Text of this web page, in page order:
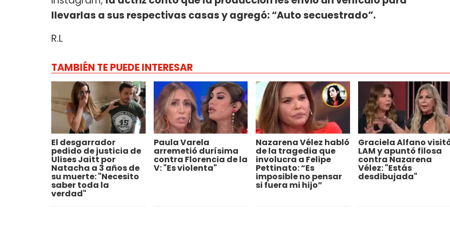
llevarlas a sus respectivas casas y agregó: “Auto secuestrado”.
R.L
TAMBIÉN TE PUEDE INTERESAR
El desgarrador
pedido de justicia de
Ulises Jaitt por
Natacha a 3 años de
su muerte: "Necesito
saber toda la
verdad"
Paula Varela
arremetió durísima
contra Florencia de la
V: "Es violenta"
Nazarena Vélez habló
de la tragedia que
involucra a Felipe
Pettinato: “Es
imposible no pensar
si fuera mi hijo”
Graciela Alfano
LAM y apuntó filosa
contra Nazarena
Vélez: "Estás
desdibujada"